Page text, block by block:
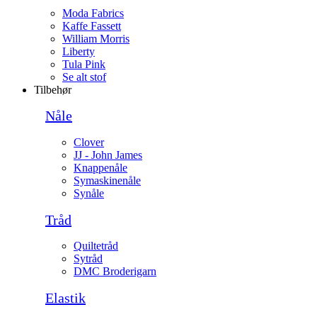
Moda Fabrics
Kaffe Fassett
William Morris
Liberty
Tula Pink
Se alt stof
Tilbehør
Nåle
Clover
JJ - John James
Knappenåle
Symaskinenåle
Synåle
Tråd
Quiltetråd
Sytråd
DMC Broderigarn
Elastik